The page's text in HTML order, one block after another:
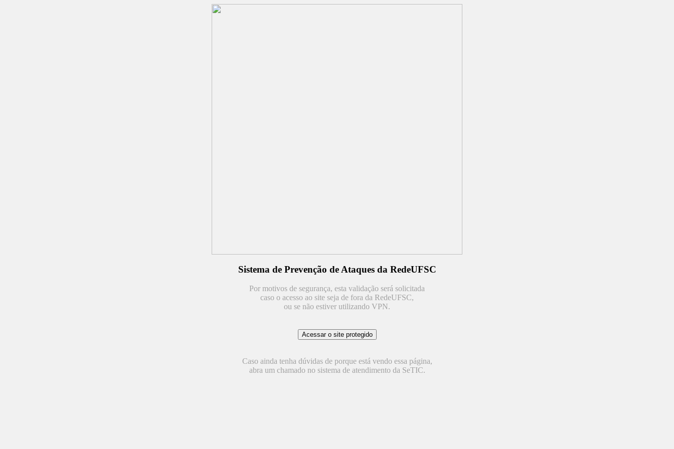
Sistema de Prevenção de Ataques da RedeUFSC
Por motivos de segurança, esta validação será solicitada
caso o acesso ao site seja de fora da RedeUFSC,
ou se não estiver utilizando VPN.
Caso ainda tenha dúvidas de porque está vendo essa página,
abra um chamado no sistema de atendimento da SeTIC.